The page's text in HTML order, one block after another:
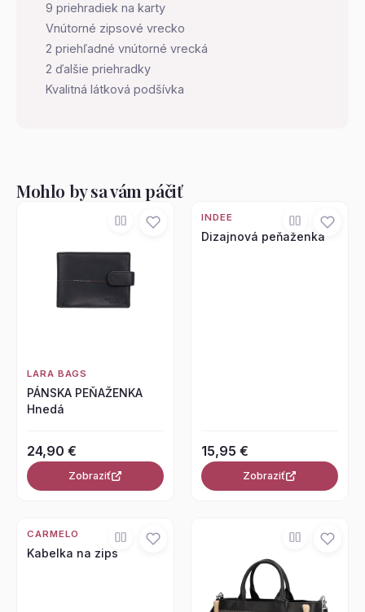
9 priehradiek na karty
Vnútorné zipsové vrecko
2 priehľadné vnútorné vrecká
2 ďalšie priehradky
Kvalitná látková podšívka
Mohlo by sa vám páčiť
LARA BAGS
PÁNSKA PEŇAŽENKA
Hnedá
24,90 €
Zobraziť
INDEE
Dizajnová peňaženka
15,95 €
Zobraziť
CARMELO
Kabelka na zips